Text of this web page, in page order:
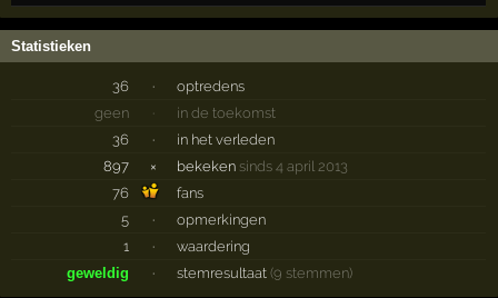
Statistieken
36 ·
optredens
geen
·
in de toekomst
36
·
in het verleden
897
× bekeken sinds 4 april 2013
76
fans
5
·
opmerkingen
1
·
waardering
geweldig
· stemresultaat (9 stemmen)